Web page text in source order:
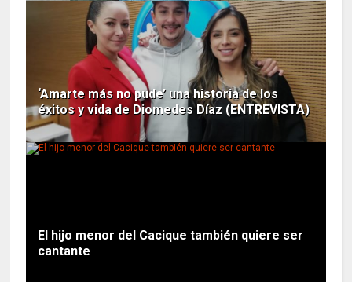
‘Amarte más no pude’ una historia de los
éxitos y vida de Diomedes Díaz (ENTREVISTA)
El hijo menor del Cacique también quiere ser
cantante